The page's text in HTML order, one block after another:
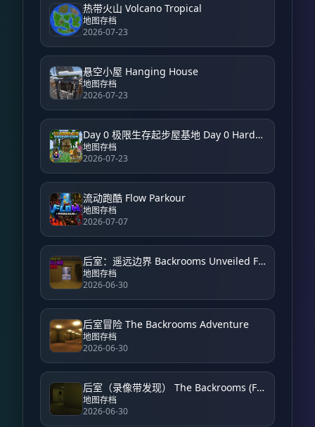
热带火山 Volcano Tropical
地图存档
2026-07-23
悬空小屋 Hanging House
地图存档
2026-07-23
Day 0 极限生存起步屋基地 Day 0 Hardcore Survival Starter House Base
地图存档
2026-07-23
流动跑酷 Flow Parkour
地图存档
2026-07-07
后室：遥远边界 Backrooms Unveiled Farside
地图存档
2026-06-30
后室冒险 The Backrooms Adventure
地图存档
2026-06-30
后室（录像带发现） The Backrooms (Found Footage)
地图存档
2026-06-30